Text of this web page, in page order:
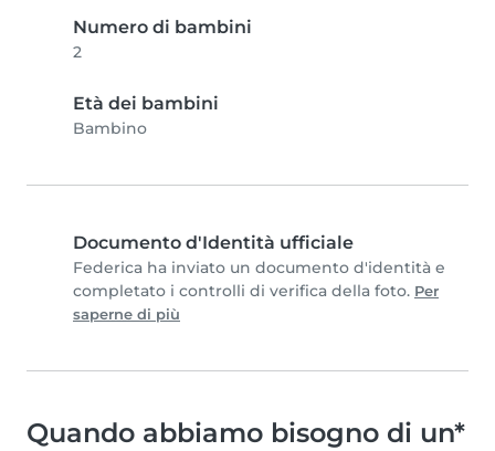
Numero di bambini
2
Età dei bambini
Bambino
Documento d'Identità ufficiale
Federica ha inviato un documento d'identità e
completato i controlli di verifica della foto. Per
saperne di più
Quando abbiamo bisogno di un*